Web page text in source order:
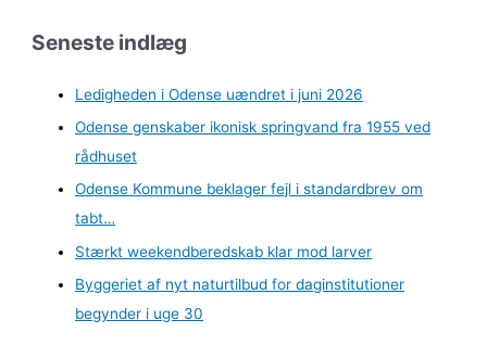
Seneste indlæg
Ledigheden i Odense uændret i juni 2026
Odense genskaber ikonisk springvand fra 1955 ved
rådhuset
Odense Kommune beklager fejl i standardbrev om
tabt…
Stærkt weekendberedskab klar mod larver
Byggeriet af nyt naturtilbud for daginstitutioner
begynder i uge 30